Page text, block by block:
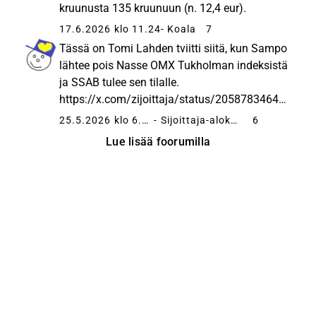
kruunusta 135 kruunuun (n. 12,4 eur).
17.6.2026 klo 11.24- Koala 7
Tässä on Tomi Lahden tviitti siitä, kun Sampo
lähtee pois Nasse OMX Tukholman indeksistä
ja SSAB tulee sen tilalle.
https://x.com/zijoittaja/status/20587834646
15280744
25.5.2026 klo 6.46 - Sijoittaja-alokas 6
Lue lisää foorumilla